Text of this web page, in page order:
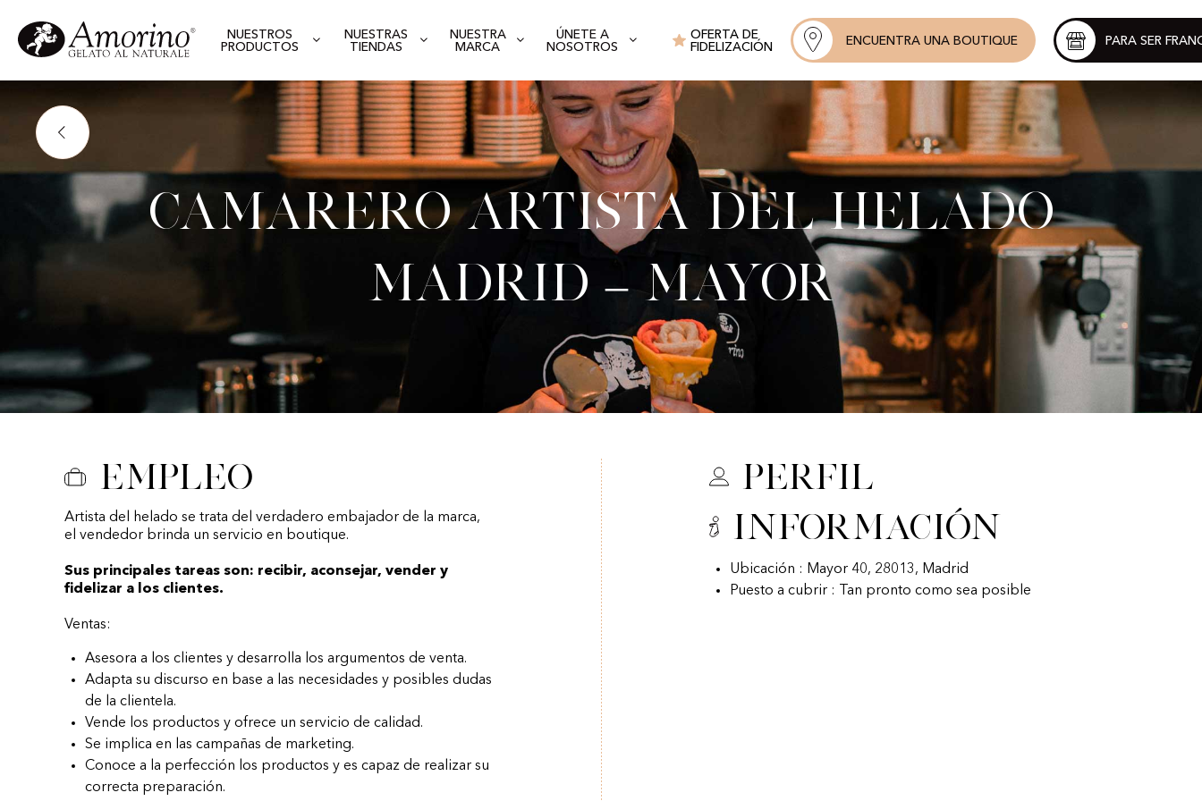
NUESTROS
PRODUCTOS
NUESTRAS
TIENDAS
NUESTRA
MARCA
ÚNETE A
NOSOTROS
OFERTA DE
FIDELIZACIÓN
ENCUENTRA UNA BOUTIQUE PARA SER
Camarero artista del helado
Madrid – Mayor
Empleo
Artista del helado se trata del verdadero embajador de la marca,
el vendedor brinda un servicio en boutique.
Sus principales tareas son: recibir, aconsejar, vender y
fidelizar a los clientes.
Ventas:
Asesora a los clientes y desarrolla los argumentos de venta.
Adapta su discurso en base a las necesidades y posibles dudas
de la clientela.
Vende los productos y ofrece un servicio de calidad.
Se implica en las campañas de marketing.
Conoce a la perfección los productos y es capaz de realizar su
correcta preparación.
Perfil
Información
Ubicación : Mayor 40, 28013, Madrid
Puesto a cubrir : Tan pronto como sea posible